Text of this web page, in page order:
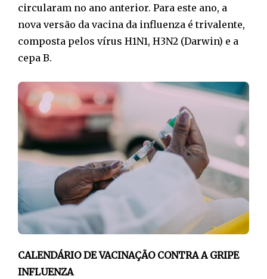
circularam no ano anterior. Para este ano, a
nova versão da vacina da influenza é trivalente,
composta pelos vírus H1N1, H3N2 (Darwin) e a
cepa B.
CALENDÁRIO DE VACINAÇÃO CONTRA A GRIPE
INFLUENZA